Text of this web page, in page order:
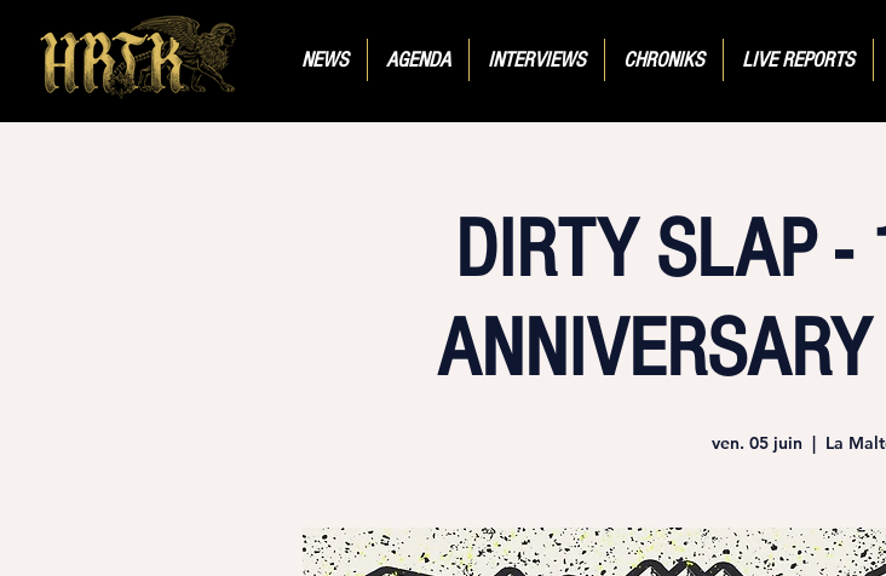
NEWS AGENDA INTERVIEWS CHRONIKS LIVE REPORTS
DIRTY SLAP -
ven. 05 juin
  |
La